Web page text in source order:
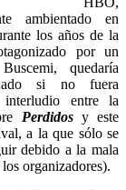
ambientado en
los años de la
por un
quedaría
si no fuera
entre la
Perdidosy este
a la que sólo se
debido a la mala
organizadores).